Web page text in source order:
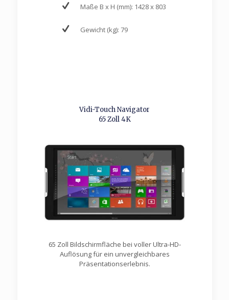
Maße B x H (mm): 1428 x 803
Gewicht (kg): 79
Vidi-Touch Navigator
65 Zoll 4K
65 Zoll Bildschirmfläche bei voller Ultra-HD-
Auflösung für ein unvergleichbares
Präsentationserlebnis.